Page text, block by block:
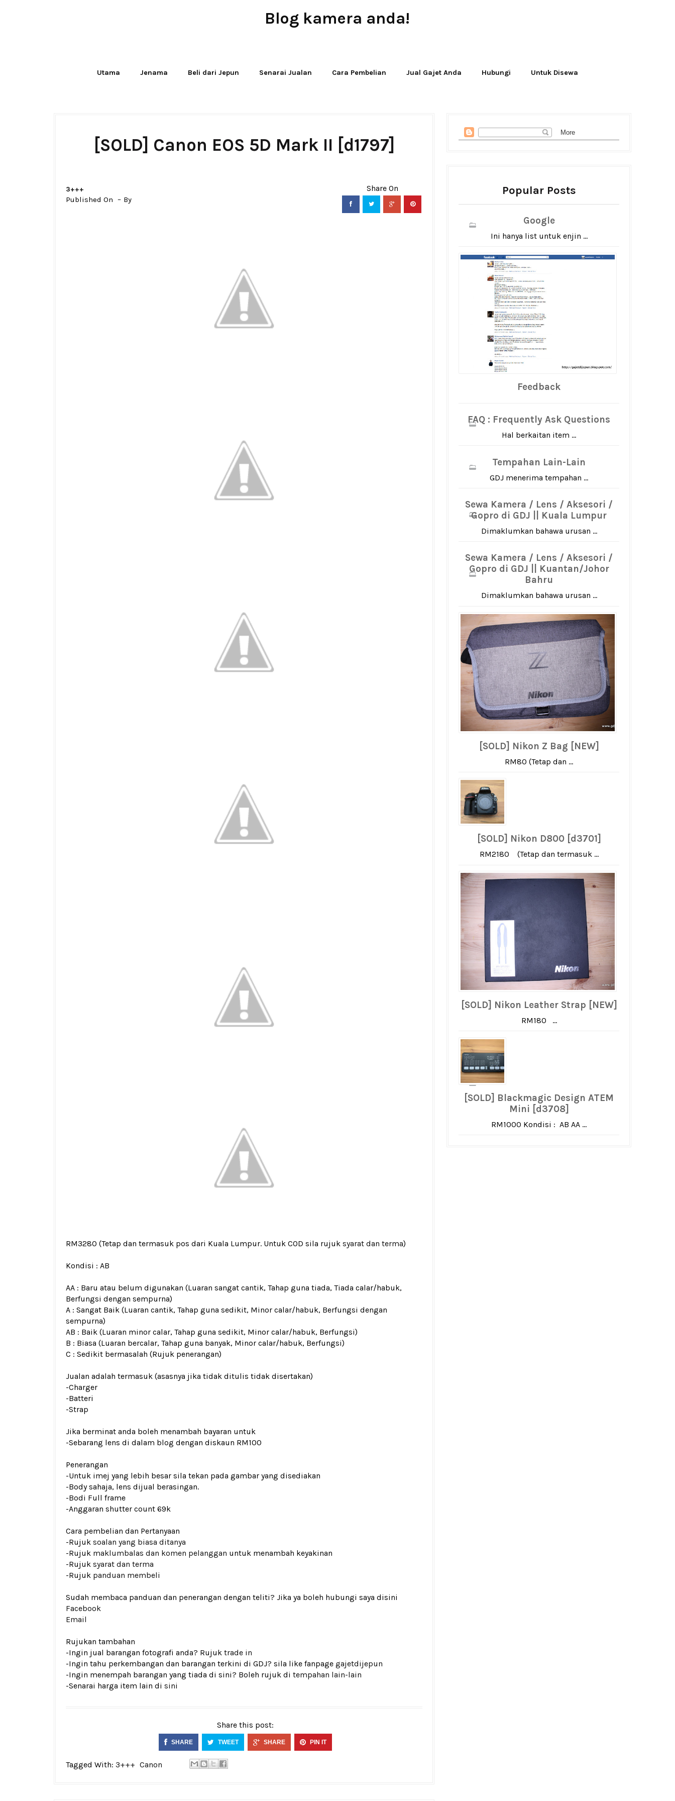
Blog kamera anda!
Utama Jenama Beli dari Jepun Senarai Jualan Cara Pembelian Jual Gajet Anda Hubungi Untuk Disewa
[SOLD] Canon EOS 5D Mark II [d1797]
3+++
Published On By
RM3280 (Tetap dan termasuk pos dari Kuala Lumpur. Untuk COD sila rujuk syarat dan terma)
Kondisi : AB
AA : Baru atau belum digunakan (Luaran sangat cantik, Tahap guna tiada, Tiada calar/habuk,
Berfungsi dengan sempurna)
A : Sangat Baik (Luaran cantik, Tahap guna sedikit, Minor calar/habuk, Berfungsi dengan
sempurna)
AB : Baik (Luaran minor calar, Tahap guna sedikit, Minor calar/habuk, Berfungsi)
B : Biasa (Luaran bercalar, Tahap guna banyak, Minor calar/habuk, Berfungsi)
C : Sedikit bermasalah (Rujuk penerangan)
Jualan adalah termasuk (asasnya jika tidak ditulis tidak disertakan)
-Charger
-Batteri
-Strap
Jika berminat anda boleh menambah bayaran untuk
-Sebarang lens di dalam blog dengan diskaun RM100
Penerangan
-Untuk imej yang lebih besar sila tekan pada gambar yang disediakan
-Body sahaja, lens dijual berasingan.
-Bodi Full frame
-Anggaran shutter count 69k
Cara pembelian dan Pertanyaan
-Rujuk soalan yang biasa ditanya
-Rujuk maklumbalas dan komen pelanggan untuk menambah keyakinan
-Rujuk syarat dan terma
-Rujuk panduan membeli
Sudah membaca panduan dan penerangan dengan teliti? Jika ya boleh hubungi saya disini
Facebook
Email
Rujukan tambahan
-Ingin jual barangan fotografi anda? Rujuk trade in
-Ingin tahu perkembangan dan barangan terkini di GDJ? sila like fanpage gajetdijepun
-Ingin menempah barangan yang tiada di sini? Boleh rujuk di tempahan lain-lain
-Senarai harga item lain di sini
Share this post:
SHARE TWEET SHARE PIN IT
Tagged With: 3+++ Canon
Popular Posts
Google
Ini hanya list untuk enjin ...
Feedback
FAQ : Frequently Ask Questions
Hal berkaitan item ...
Tempahan Lain-Lain
GDJ menerima tempahan ...
Sewa Kamera / Lens / Aksesori /
Gopro di GDJ || Kuala Lumpur
Dimaklumkan bahawa urusan ...
Sewa Kamera / Lens / Aksesori /
Gopro di GDJ || Kuantan/Johor
Bahru
Dimaklumkan bahawa urusan ...
[SOLD] Nikon Z Bag [NEW]
RM80 (Tetap dan ...
[SOLD] Nikon D800 [d3701]
RM2180 (Tetap dan termasuk ...
[SOLD] Nikon Leather Strap [NEW]
RM180 ...
[SOLD] Blackmagic Design ATEM
Mini [d3708]
RM1000 Kondisi : AB AA ...